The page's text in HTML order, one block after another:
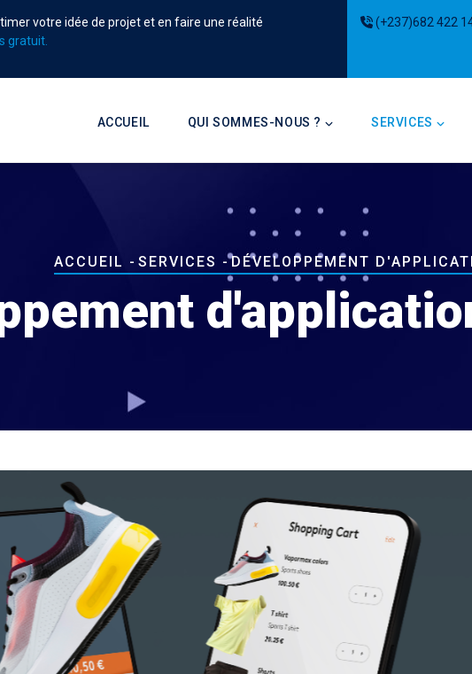
votre idée de projet et en faire une réalité
gratuit.
(+237)682 422
ACCUEIL QUI SOMMES-NOUS ? SERVICES
Fil
ACCUEIL - SERVICES -DÉVELOPPEMENT